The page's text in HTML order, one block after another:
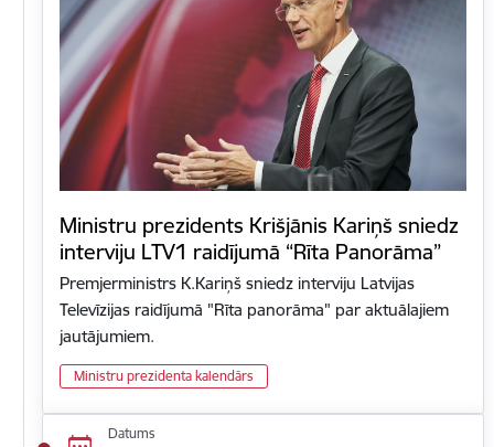
Ministru prezidents Krišjānis Kariņš sniedz
interviju LTV1 raidījumā “Rīta Panorāma”
Premjerministrs K.Kariņš sniedz interviju Latvijas
Televīzijas raidījumā "Rīta panorāma" par aktuālajiem
jautājumiem.
Ministru prezidenta kalendārs
Datums